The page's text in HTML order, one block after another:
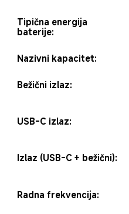
Tipična energija
baterije:
Nazivni kapacitet:
Bežični izlaz:
USB-C izlaz:
Izlaz (USB-C + bežični):
Radna frekvencija: